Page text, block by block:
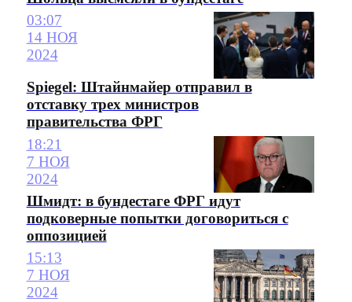
03:07
14 НОЯ
2024
Spiegel: Штайнмайер отправил в
отставку трех министров
правительства ФРГ
18:21
7 НОЯ
2024
Шмидт: в бундестаге ФРГ идут
подковерные попытки договориться с
оппозицией
15:13
7 НОЯ
2024